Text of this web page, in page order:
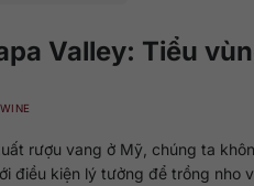
Valley: Tiểu
rượu vang ở Mỹ, chúng ta
điều kiện lý tưởng để trồng nho